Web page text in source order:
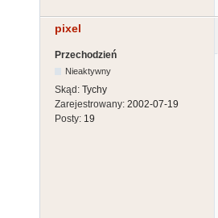
pixel
Przechodzień
Nieaktywny
Skąd: Tychy
Zarejestrowany: 2002-07-19
Posty: 19